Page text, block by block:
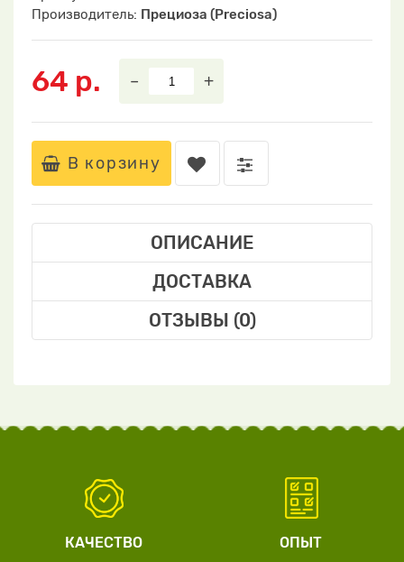
Производитель: Прециоза (Preciosa)
64 р. – +
В корзину
ОПИСАНИЕ
ДОСТАВКА
ОТЗЫВЫ (0)
КАЧЕСТВО ОПЫТ